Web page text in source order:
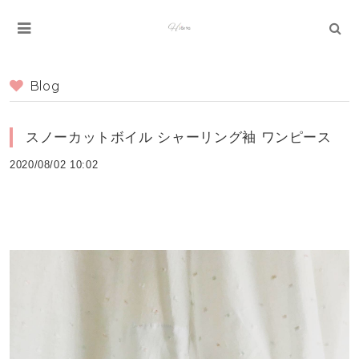
Blog
スノーカットボイル シャーリング袖 ワンピース
2020/08/02 10:02